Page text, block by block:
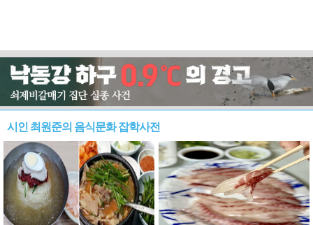
시인 최원준의 음식문화 잡학사전